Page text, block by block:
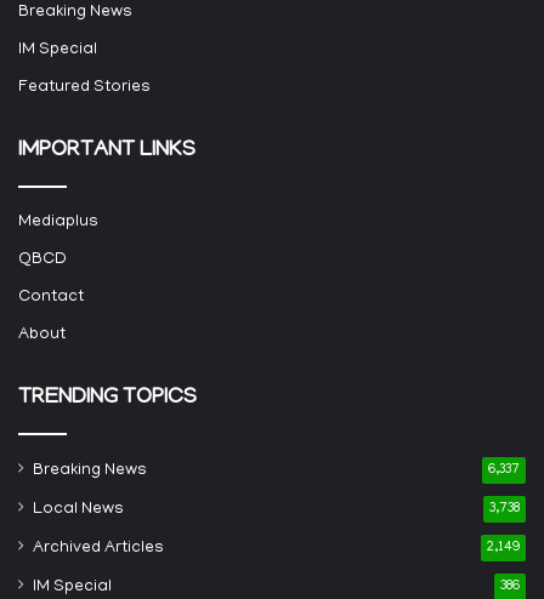
Breaking News
IM Special
Featured Stories
IMPORTANT LINKS
Mediaplus
QBCD
Contact
About
TRENDING TOPICS
Breaking News 6,337
Local News 3,738
Archived Articles 2,149
IM Special 386